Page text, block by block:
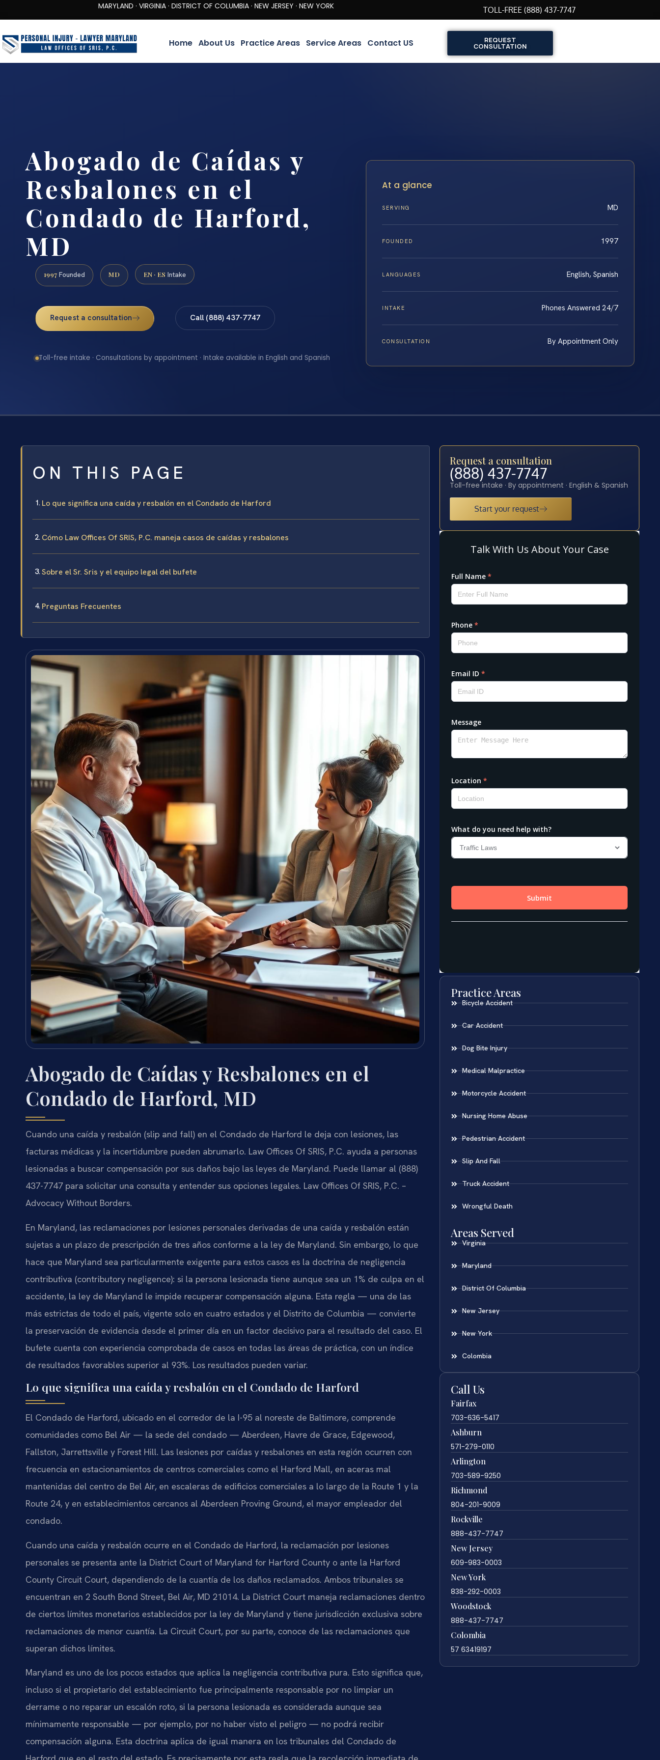
MARYLAND · VIRGINIA · DISTRICT OF COLUMBIA · NEW JERSEY · NEW YORK TOLL-FREE (888) 437-7747
Home About Us Practice Areas Service Areas Contact US REQUEST
CONSULTATION
Abogado de Caídas y
Resbalones en el
Condado de Harford,
MD
1997 Founded MD EN · ES Intake
Request a consultation Call (888) 437-7747
Toll-free intake · Consultations by appointment · Intake available in English and Spanish
At a glance
SERVING MD
FOUNDED 1997
LANGUAGES English, Spanish
INTAKE Phones Answered 24/7
CONSULTATION By Appointment Only
ON THIS PAGE
Lo que significa una caída y resbalón en el Condado de Harford
Cómo Law Offices Of SRIS, P.C. maneja casos de caídas y resbalones
Sobre el Sr. Sris y el equipo legal del bufete
Preguntas Frecuentes
Abogado de Caídas y Resbalones en el
Condado de Harford, MD
Cuando una caída y resbalón (slip and fall) en el Condado de Harford le deja con lesiones, las
facturas médicas y la incertidumbre pueden abrumarlo. Law Offices Of SRIS, P.C. ayuda a personas
lesionadas a buscar compensación por sus daños bajo las leyes de Maryland. Puede llamar al (888)
437-7747 para solicitar una consulta y entender sus opciones legales. Law Offices Of SRIS, P.C. –
Advocacy Without Borders.
En Maryland, las reclamaciones por lesiones personales derivadas de una caída y resbalón están
sujetas a un plazo de prescripción de tres años conforme a la ley de Maryland. Sin embargo, lo que
hace que Maryland sea particularmente exigente para estos casos es la doctrina de negligencia
contributiva (contributory negligence): si la persona lesionada tiene aunque sea un 1% de culpa en el
accidente, la ley de Maryland le impide recuperar compensación alguna. Esta regla — una de las
más estrictas de todo el país, vigente solo en cuatro estados y el Distrito de Columbia — convierte
la preservación de evidencia desde el primer día en un factor decisivo para el resultado del caso. El
bufete cuenta con experiencia comprobada de casos en todas las áreas de práctica, con un índice
de resultados favorables superior al 93%. Los resultados pueden variar.
Lo que significa una caída y resbalón en el Condado de Harford
El Condado de Harford, ubicado en el corredor de la I-95 al noreste de Baltimore, comprende
comunidades como Bel Air — la sede del condado — Aberdeen, Havre de Grace, Edgewood,
Fallston, Jarrettsville y Forest Hill. Las lesiones por caídas y resbalones en esta región ocurren con
frecuencia en estacionamientos de centros comerciales como el Harford Mall, en aceras mal
mantenidas del centro de Bel Air, en escaleras de edificios comerciales a lo largo de la Route 1 y la
Route 24, y en establecimientos cercanos al Aberdeen Proving Ground, el mayor empleador del
condado.
Cuando una caída y resbalón ocurre en el Condado de Harford, la reclamación por lesiones
personales se presenta ante la District Court of Maryland for Harford County o ante la Harford
County Circuit Court, dependiendo de la cuantía de los daños reclamados. Ambos tribunales se
encuentran en 2 South Bond Street, Bel Air, MD 21014. La District Court maneja reclamaciones dentro
de ciertos límites monetarios establecidos por la ley de Maryland y tiene jurisdicción exclusiva sobre
reclamaciones de menor cuantía. La Circuit Court, por su parte, conoce de las reclamaciones que
superan dichos límites.
Maryland es uno de los pocos estados que aplica la negligencia contributiva pura. Esto significa que,
incluso si el propietario del establecimiento fue principalmente responsable por no limpiar un
derrame o no reparar un escalón roto, si la persona lesionada es considerada aunque sea
mínimamente responsable — por ejemplo, por no haber visto el peligro — no podrá recibir
compensación alguna. Esta doctrina aplica de igual manera en los tribunales del Condado de
Request a consultation
(888) 437-7747
Toll-free intake · By appointment · English & Spanish
Start your request
Practice Areas
Bicycle Accident
Car Accident
Dog Bite Injury
Medical Malpractice
Motorcycle Accident
Nursing Home Abuse
Pedestrian Accident
Slip And Fall
Truck Accident
Wrongful Death
Areas Served
Virginia
Maryland
District Of Columbia
New Jersey
New York
Colombia
Call Us
Fairfax
703-636-5417
Ashburn
571-279-0110
Arlington
703-589-9250
Richmond
804-201-9009
Rockville
888-437-7747
New Jersey
609-983-0003
New York
838-292-0003
Woodstock
888-437-7747
Colombia
57 63419197